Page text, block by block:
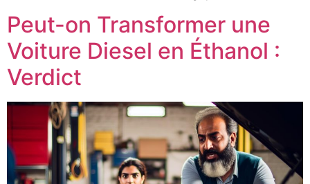
Peut-on Transformer une
Voiture Diesel en Éthanol :
Verdict